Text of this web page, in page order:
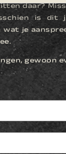
daar?
is dit
wat je
gewoon